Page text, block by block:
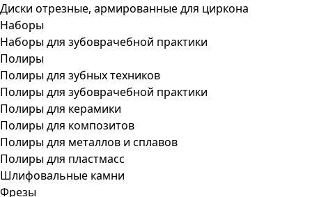
Диски отрезные, армированные для циркона
Наборы
Наборы для зубоврачебной практики
Полиры
Полиры для зубных техников
Полиры для зубоврачебной практики
Полиры для керамики
Полиры для композитов
Полиры для металлов и сплавов
Полиры для пластмасс
Шлифовальные камни
Фрезы